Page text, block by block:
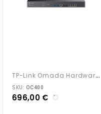
T
P-Link Omada Hardware...
SKU: OC400
696,00 €